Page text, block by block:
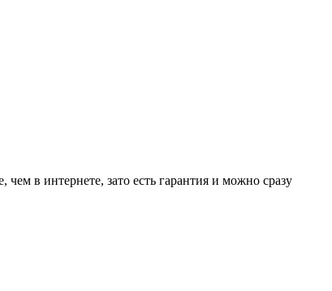
в интернете, зато есть гарантия и можно сразу